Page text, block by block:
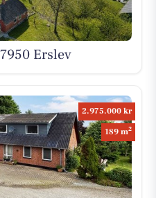
Erslev
2.975.000 kr
189 m2